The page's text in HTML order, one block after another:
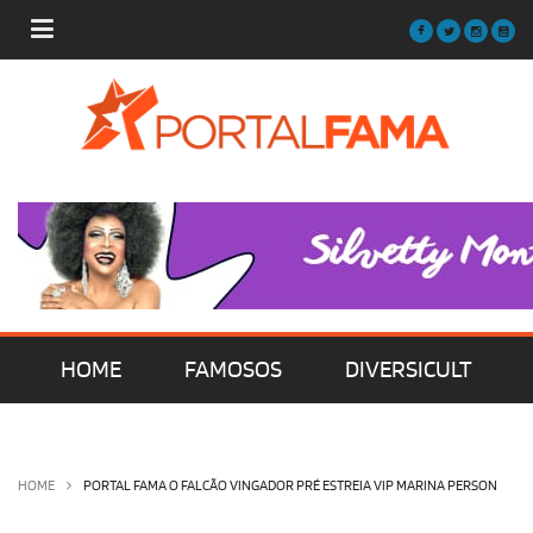
HOME FAMOSOS DIVERSICULT
HOME PORTAL FAMA O FALCÃO VINGADOR PRÉ ESTREIA VIP MARINA PERSON